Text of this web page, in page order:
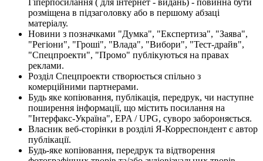
розміщена в підзаголовку або в першому абзаці
матеріалу.
Новини з позначками "Думка", "Експертиза", "Заява",
"Регіони", "Гроші", "Влада", "Вибори", "Тест-драйв",
"Спецпроекти", "Промо" публікуються на правах
реклами.
Розділ Спецпроекти створюється спільно з
комерційними партнерами.
Будь яке копіювання, публікація, передрук, чи наступне
поширення інформації, що містить посилання на
"Інтерфакс-Україна", EPA / UPG, суворо забороняється.
Власник веб-сторінки в розділі Я-Корреспондент є автор
публікації.
Будь-яке копіювання, передрук та відтворення